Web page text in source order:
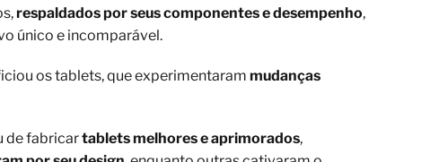
respaldados por seus componentes e desempenho,
único e incomparável.
os tablets, que experimentaram mudanças
de fabricartablets melhores e aprimorados,